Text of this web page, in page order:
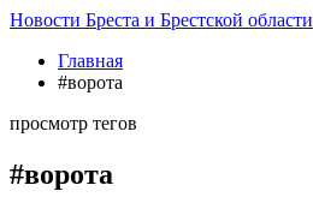
Новости Бреста и Брестской области
Главная
#ворота
просмотр тегов
#ворота